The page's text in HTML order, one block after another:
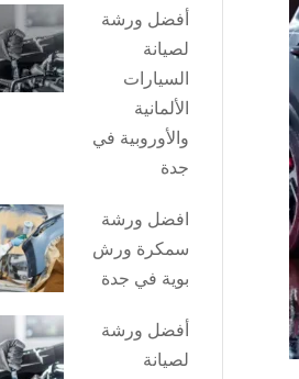
أفضل ورشة
لصيانة
السيارات
الألمانية
والأوروبية في
جدة
افضل ورشة
سمكرة ورش
بوية في جدة
أفضل ورشة
لصيانة